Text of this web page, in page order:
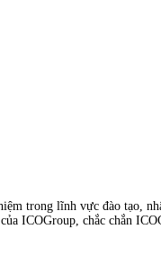
trong lĩnh vực đào tạo,
ICOGroup, chắc chắn